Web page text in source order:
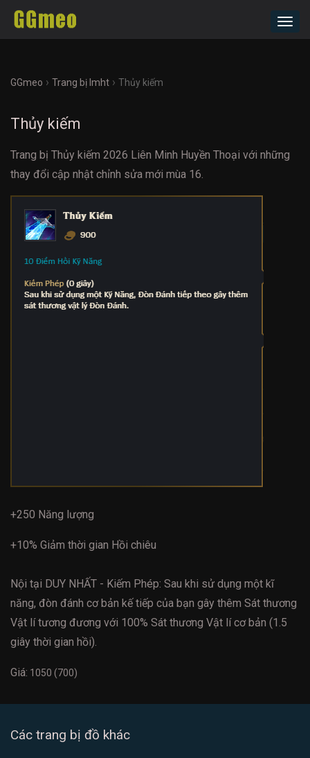
GGmeo › Trang bị lmht › Thủy kiếm
Thủy kiếm
Trang bị Thủy kiếm 2026 Liên Minh Huyền Thoại với những
thay đổi cập nhật chỉnh sửa mới mùa 16.
+250 Năng lượng
+10% Giảm thời gian Hồi chiêu
Nội tại DUY NHẤT - Kiếm Phép: Sau khi sử dụng một kĩ
năng, đòn đánh cơ bản kế tiếp của bạn gây thêm Sát thương
Vật lí tương đương với 100% Sát thương Vật lí cơ bản (1.5
giây thời gian hồi).
Giá: 1050 (700)
Các trang bị đồ khác